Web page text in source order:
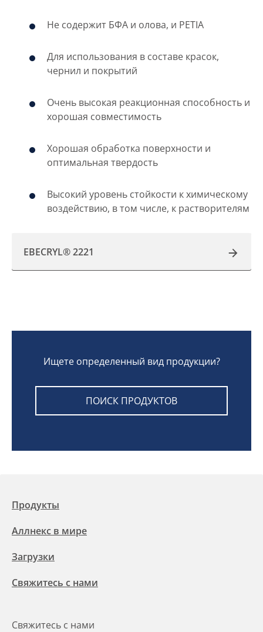
Не содержит БФА и олова, и PETIA
Для использования в составе красок,
чернил и покрытий
Очень высокая реакционная способность и
хорошая совместимость
Хорошая обработка поверхности и
оптимальная твердость
Высокий уровень стойкости к химическому
воздействию, в том числе, к растворителям
EBECRYL® 2221
Ищете определенный вид продукции?
ПОИСК ПРОДУКТОВ
Продукты
Аллнекс в мире
Загрузки
Свяжитесь с нами
Свяжитесь с нами